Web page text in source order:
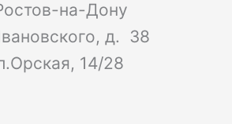
на-Дону
д. 38
14/28